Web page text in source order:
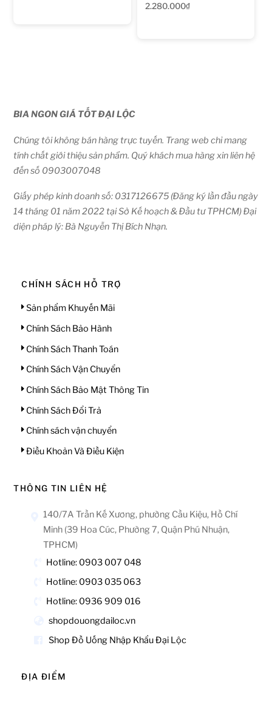
2.280.000₫
BIA NGON GIÁ TỐT ĐẠI LỘC
Chúng tôi không bán hàng trực tuyến. Trang web chỉ mang
tính chất giới thiệu sản phẩm. Quý khách mua hàng xin liên hệ
đến số 0903007048
Giấy phép kinh doanh số: 0317126675 (Đăng ký lần đầu ngày
14 tháng 01 năm 2022 tại Sở Kế hoạch & Đầu tư TPHCM) Đại
diện pháp lý: Bà Nguyễn Thị Bích Nhạn.
CHÍNH SÁCH HỖ TRỢ
Sản phẩm Khuyến Mãi
Chính Sách Bảo Hành
Chính Sách Thanh Toán
Chính Sách Vận Chuyển
Chính Sách Bảo Mật Thông Tin
Chính Sách Đổi Trả
Chính sách vận chuyển
Điều Khoản Và Điều Kiện
THÔNG TIN LIÊN HỆ
140/7A Trần Kế Xương, phường Cầu Kiệu, Hồ Chí
Minh (39 Hoa Cúc, Phường 7, Quận Phú Nhuận,
TPHCM)
Hotline: 0903 007 048
Hotline: 0903 035 063
Hotline: 0936 909 016
shopdouongdailoc.vn
Shop Đồ Uống Nhập Khẩu Đại Lộc
ĐỊA ĐIỂM